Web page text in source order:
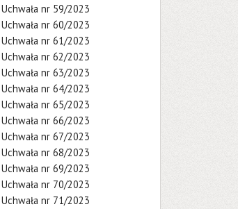
Uchwała nr 59/2023
Uchwała nr 60/2023
Uchwała nr 61/2023
Uchwała nr 62/2023
Uchwała nr 63/2023
Uchwała nr 64/2023
Uchwała nr 65/2023
Uchwała nr 66/2023
Uchwała nr 67/2023
Uchwała nr 68/2023
Uchwała nr 69/2023
Uchwała nr 70/2023
Uchwała nr 71/2023